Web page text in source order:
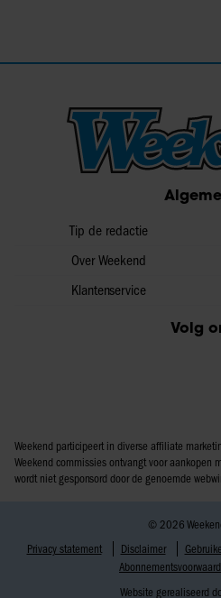
Tip de redactie
Over Weekend
Klantenservice
Volg
Weekend participeert in diverse affiliate
Weekend commissies ontvangt voor aankopen
wordt niet gesponsord door de genoemde
© 2026
Privacy statement
Disclaimer
Website gerealiseerd